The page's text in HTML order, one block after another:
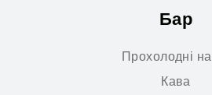
Бар
Прохолодні
Кава